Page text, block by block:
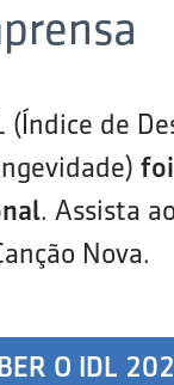
(Índice de
. Assista
Nova.
O IDL